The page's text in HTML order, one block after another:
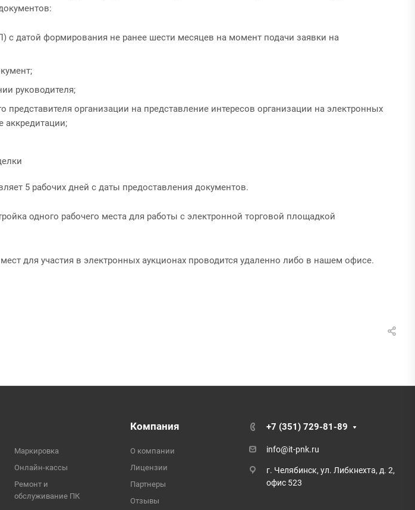
датой формирования не ранее шести месяцев на момент подачи заявки на
руководителя;
представителя организации на представление интересов организации на электронных
аккредитации;
5 рабочих дней с даты предоставления документов.
одного рабочего места для работы с электронной торговой площадкой
для участия в электронных аукционах проводится удаленно либо в нашем офисе.
Маркировка
Онлайн-кассы
Ремонт и
обслуживание ПК
Компания
О компании
Лицензии
Партнеры
Отзывы
+7 (351) 729-81-89
info@it-pnk.ru
г. Челябинск, ул. Либкнехта, д. 2,
офис 523